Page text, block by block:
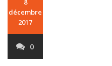
8
décembre
2017
0